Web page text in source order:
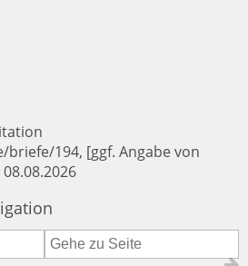
194, [ggf. Angabe von